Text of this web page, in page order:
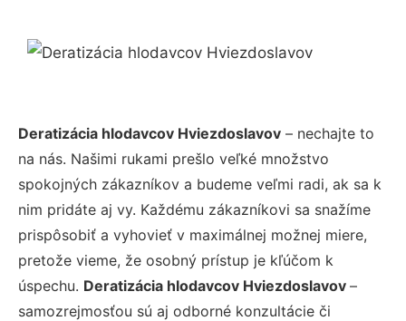
Deratizácia hlodavcov Hviezdoslavov – nechajte to
na nás. Našimi rukami prešlo veľké množstvo
spokojných zákazníkov a budeme veľmi radi, ak sa k
nim pridáte aj vy. Každému zákazníkovi sa snažíme
prispôsobiť a vyhovieť v maximálnej možnej miere,
pretože vieme, že osobný prístup je kľúčom k
úspechu. Deratizácia hlodavcov Hviezdoslavov –
samozrejmosťou sú aj odborné konzultácie či